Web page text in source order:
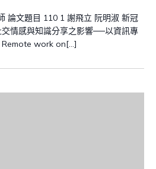
論文題目 110 1 謝飛立 阮明淑 新冠
情感與知識分享之影響──以資訊專
work on[…]